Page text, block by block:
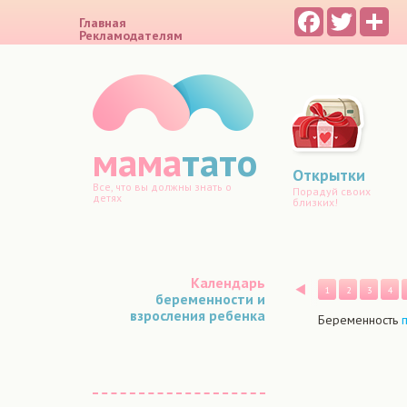
Главная
Рекламодателям
FacebookTwitter
маматато
Все, что вы должны знать о
детях
Открытки
Порадуй своих
близких!
Календарь
беременности и
взросления ребенка
Назад
1 2 3 4
Беременность